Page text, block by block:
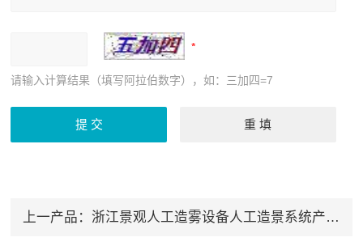
请输入计算结果（填写阿拉伯数字），如：三加四=7
上一产品： 浙江景观人工造雾设备人工造景系统产品要闻